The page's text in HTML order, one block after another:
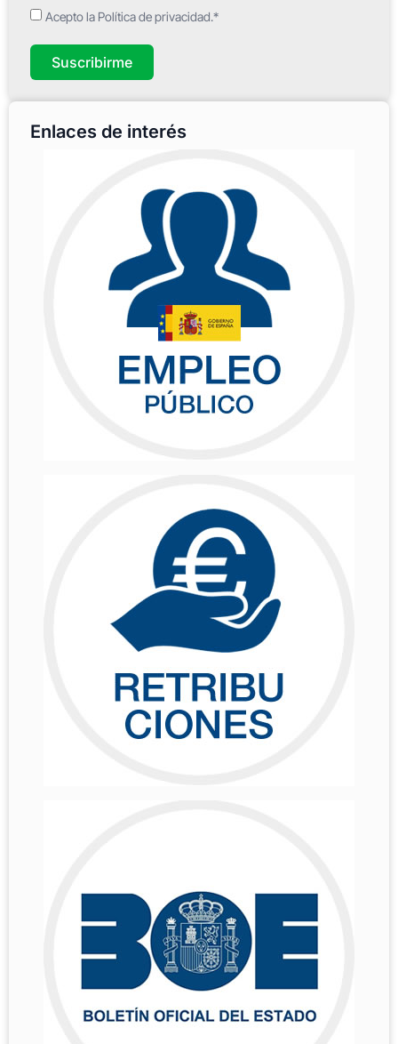
Acepto la Política de privacidad.*
Suscribirme
Enlaces de interés